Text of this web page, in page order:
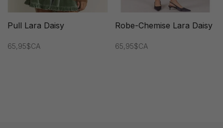
Pull Lara Daisy
65,95$CA
Robe-Chemise Lara Daisy
65,95$CA